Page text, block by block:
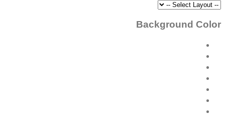
Background Color